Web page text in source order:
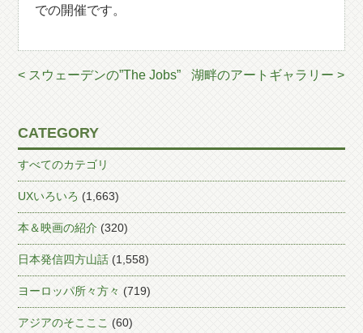
での開催です。
< スウェーデンの”The Jobs” 湖畔のアートギャラリー >
CATEGORY
すべてのカテゴリ
UXいろいろ (1,663)
本＆映画の紹介 (320)
日本発信四方山話 (1,558)
ヨーロッパ所々方々 (719)
アジアのそこここ (60)